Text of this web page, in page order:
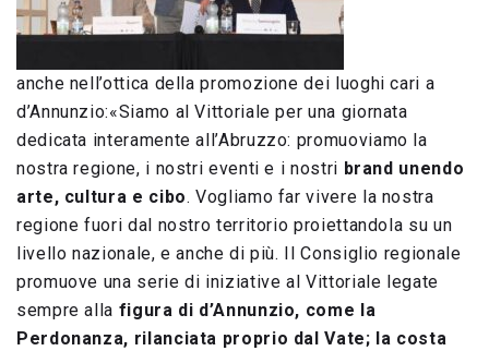
anche nell’ottica della promozione dei luoghi cari a
d’Annunzio:«Siamo al Vittoriale per una giornata
dedicata interamente all’Abruzzo: promuoviamo la
nostra regione, i nostri eventi e i nostri brand unendo
arte, cultura e cibo. Vogliamo far vivere la nostra
regione fuori dal nostro territorio proiettandola su un
livello nazionale, e anche di più. Il Consiglio regionale
promuove una serie di iniziative al Vittoriale legate
sempre alla figura di d’Annunzio, come la
Perdonanza, rilanciata proprio dal Vate; la costa